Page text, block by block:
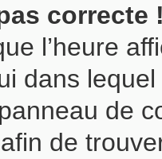
correcte
l’heure
dans
de
de